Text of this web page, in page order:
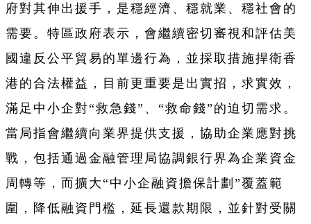
府對其伸出援手，是穩經濟、穩就業、穩社會的
需要。特區政府表示，會繼續密切審視和評估美
國違反公平貿易的單邊行為，並採取措施捍衛香
港的合法權益，目前更重要是出實招，求實效，
滿足中小企對“救急錢”、“救命錢”的迫切需求。
當局指會繼續向業界提供支援，協助企業應對挑
戰，包括通過金融管理局協調銀行界為企業資金
周轉等，而擴大“中小企融資擔保計劃”覆蓋範
圍，降低融資門檻，延長還款期限，並針對受關